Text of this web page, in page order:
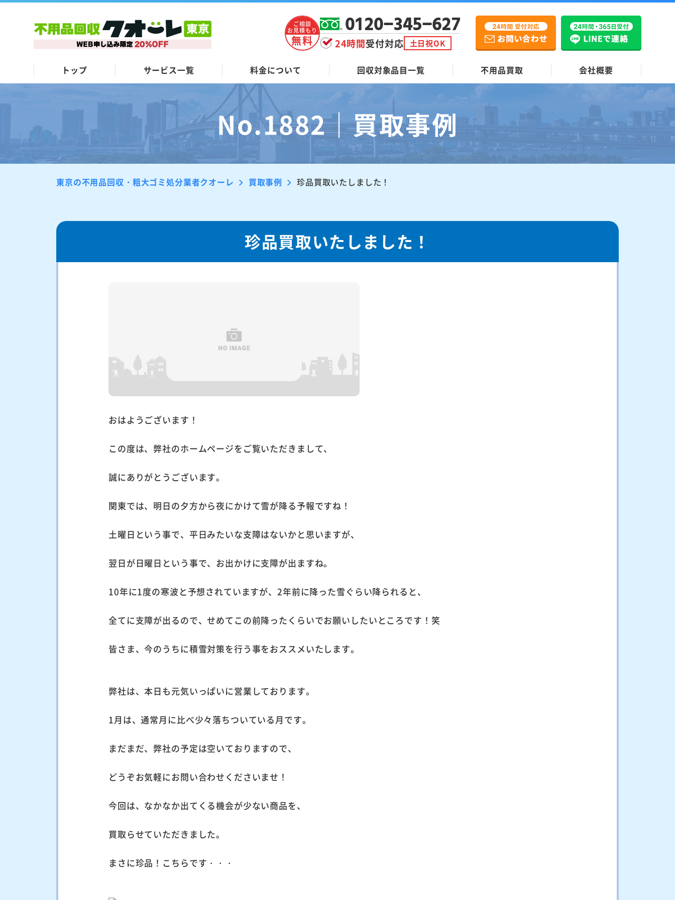
ご相談
お見積もり
無料
0120-345-627
24時間受付対応 土日祝OK
トップ サービス一覧 料金について 回収対象品目一覧 不用品買取 会社概要
No.1882｜買取事例
東京の不用品回収・粗大ゴミ処分業者クオーレ 買取事例 珍品買取いたしました！
珍品買取いたしました！
おはようございます！
この度は、弊社のホームページをご覧いただきまして、
誠にありがとうございます。
関東では、明日の夕方から夜にかけて雪が降る予報ですね！
土曜日という事で、平日みたいな支障はないかと思いますが、
翌日が日曜日という事で、お出かけに支障が出ますね。
10年に1度の寒波と予想されていますが、2年前に降った雪ぐらい降られると、
全てに支障が出るので、せめてこの前降ったくらいでお願いしたいところです！笑
皆さま、今のうちに積雪対策を行う事をおススメいたします。
弊社は、本日も元気いっぱいに営業しております。
1月は、通常月に比べ少々落ちついている月です。
まだまだ、弊社の予定は空いておりますので、
どうぞお気軽にお問い合わせくださいませ！
今回は、なかなか出てくる機会が少ない商品を、
買取らせていただきました。
まさに珍品！こちらです・・・